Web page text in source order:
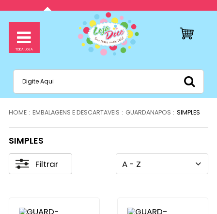
EMBALAGENS E DESCARTAVEIS GUARDANAPOS SIMPLES
SIMPLES
Filtrar A - Z